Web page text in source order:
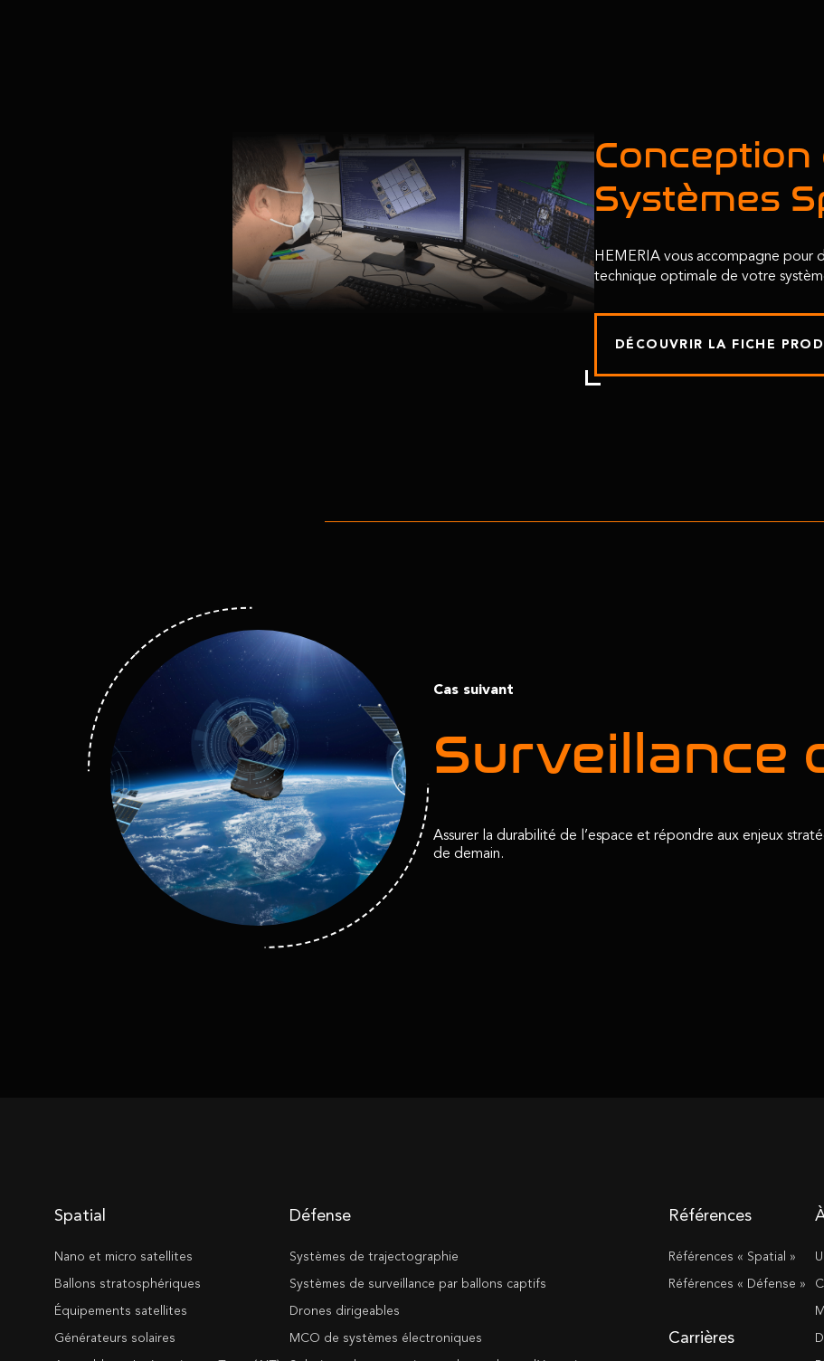
Conception
Systèmes
HEMERIA vous accompagne pour
technique optimale de votre
DÉCOUVRIR LA FICHE
Cas suivant
Surveillance
Assurer la durabilité de l’espace et répondre aux enjeux
de demain.
Spatial
Nano et micro satellites
Ballons stratosphériques
Équipements satellites
Générateurs solaires
Défense
Systèmes de trajectographie
Systèmes de surveillance par ballons captifs
Drones dirigeables
MCO de systèmes électroniques
Références
Références « Spatial »
Références « Défense »
Carrières